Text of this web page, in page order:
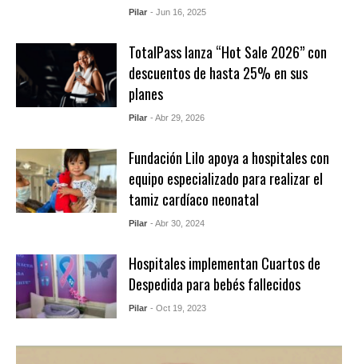
Pilar - Jun 16, 2025
TotalPass lanza “Hot Sale 2026” con
descuentos de hasta 25% en sus
planes
Pilar - Abr 29, 2026
Fundación Lilo apoya a hospitales con
equipo especializado para realizar el
tamiz cardíaco neonatal
Pilar - Abr 30, 2024
Hospitales implementan Cuartos de
Despedida para bebés fallecidos
Pilar - Oct 19, 2023